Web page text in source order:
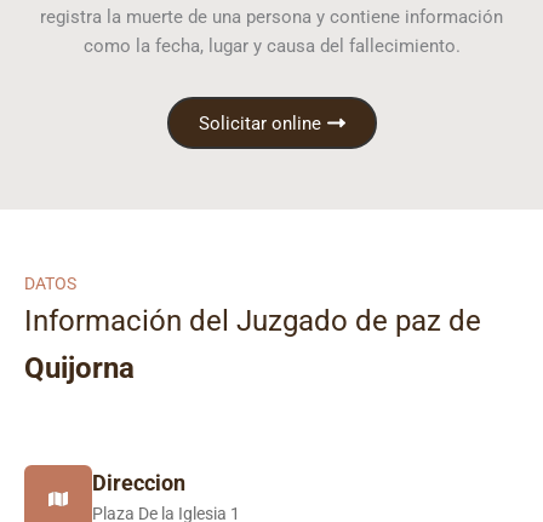
registra la muerte de una persona y contiene información
como la fecha, lugar y causa del fallecimiento.
Solicitar online
DATOS
Información del Juzgado de paz de
Quijorna
Direccion
Plaza De la Iglesia 1